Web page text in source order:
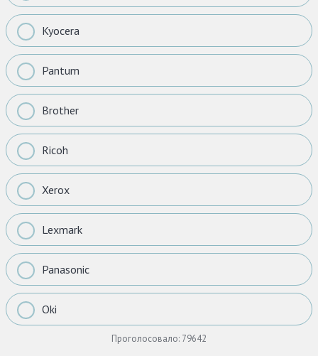
Kyocera
Pantum
Brother
Ricoh
Xerox
Lexmark
Panasonic
Oki
Проголосовало: 79642